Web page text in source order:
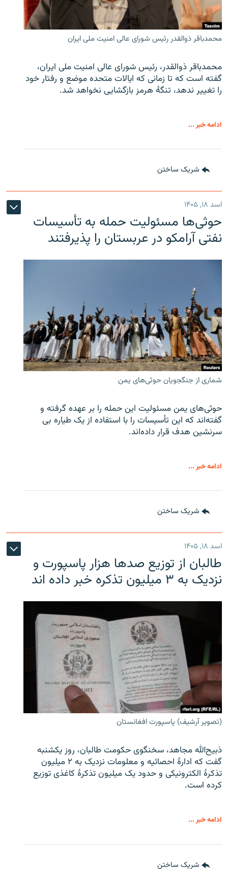
محمدباقر ذوالقدر رئیس شورای عالی امنیت ملی ایران
محمدباقر ذوالقدر، رئیس شورای عالی امنیت ملی ایران،
گفته است که تا زمانی که ایالات متحده موضع و رفتار خود
را تغییر ندهد، تنگهٔ هرمز بازگشایی نخواهد شد.
ادامه خبر ...
شریک ساختن
اسد ۱۸, ۱۴۰۵
حوثی‌ها مسئولیت حمله به تأسیسات
نفتی آرامکو در عربستان را پذیرفتند
شماری از جنگجویان حوثی‌های یمن
حوثی‌های یمن مسئولیت این حمله را بر عهده گرفته و
گفته‌اند که این تأسیسات را با استفاده از یک طیاره بی
سرنشین هدف قرار داده‌اند.
ادامه خبر ...
شریک ساختن
اسد ۱۸, ۱۴۰۵
طالبان از توزیع صدها هزار پاسپورت و
نزدیک به ۳ میلیون تذکره خبر داده اند
(تصویر آرشیف) پاسپورت افغانستان
ذبیح‌الله مجاهد، سخنگوی حکومت طالبان، روز یکشنبه
گفت که ادارهٔ احصائیه و معلومات نزدیک به ۲ میلیون
تذکرهٔ الکترونیکی و حدود یک میلیون تذکرهٔ کاغذی توزیع
کرده است.
ادامه خبر ...
شریک ساختن